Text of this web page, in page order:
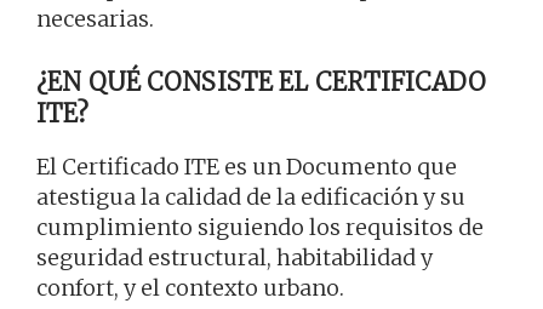
necesarias.
¿EN QUÉ CONSISTE EL CERTIFICADO
ITE?
El Certificado ITE es un Documento que
atestigua la calidad de la edificación y su
cumplimiento siguiendo los requisitos de
seguridad estructural, habitabilidad y
confort, y el contexto urbano.